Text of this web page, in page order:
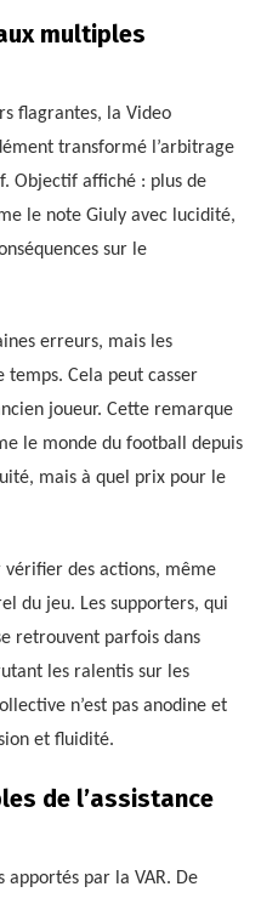
multiples
flagrantes, la Video
transformé l’arbitrage
Objectif affiché : plus de
le note Giuly avec lucidité,
sur le
erreurs, mais les
Cela peut casser
joueur. Cette remarque
le monde du football depuis
mais à quel prix pour le
vérifier des actions, même
du jeu. Les supporters, qui
retrouvent parfois dans
les ralentis sur les
n’est pas anodine et
et fluidité.
de l’assistance
apportés par la VAR. De